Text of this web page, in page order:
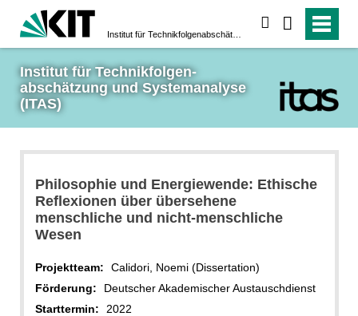
Institut für Technikfolgen­
abschätzung und System­analyse
(ITAS)
Philosophie und Energiewende: Ethische
Reflexionen über übersehene
menschliche und nicht-menschliche
Wesen
Projektteam:
Calidori, Noemi (Dissertation)
Förderung:
Deutscher Akademischer Austauschdienst
Starttermin:
2022